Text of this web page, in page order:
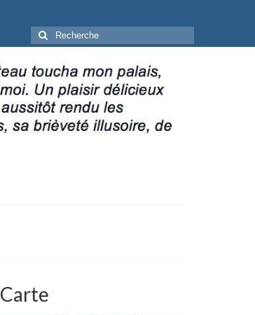
Rechercher
:
Carte